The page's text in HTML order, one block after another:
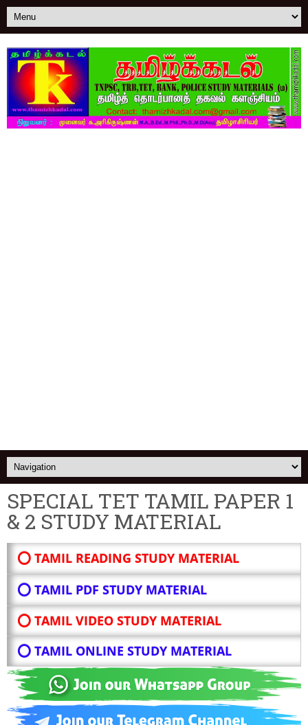
SPECIAL TET TAMIL PAPER 1
& 2 STUDY MATERIAL
⭕ TAMIL READING STUDY MATERIAL
⭕ TAMIL PDF STUDY MATERIAL
⭕ TAMIL VIDEO STUDY MATERIAL
⭕ TAMIL ONLINE STUDY MATERIAL